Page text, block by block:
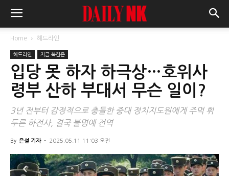
Home 헤드라인
헤드라인 지금 북한은
입당 못 하자 하극상…호위사
령부 산하 부대서 무슨 일이?
3년 전부터 감정적으로 충돌한 중대 정치지도원에게 주먹 휘
두른 하전사, 결국 불명예 전역
By 은설 기자 - 2025.05.11 11:03 오전